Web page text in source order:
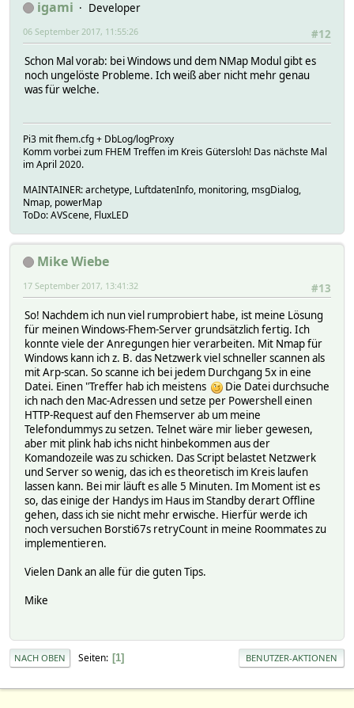
igami
Developer
#12
06 September 2017, 11:55:26
Schon Mal vorab: bei Windows und dem NMap Modul gibt es
noch ungelöste Probleme. Ich weiß aber nicht mehr genau
was für welche.
Pi3 mit fhem.cfg + DbLog/logProxy
Komm vorbei zum FHEM Treffen im Kreis Gütersloh! Das nächste Mal
im April 2020.
MAINTAINER: archetype, LuftdatenInfo, monitoring, msgDialog,
Nmap, powerMap
ToDo: AVScene, FluxLED
Mike Wiebe
#13
17 September 2017, 13:41:32
So! Nachdem ich nun viel rumprobiert habe, ist meine Lösung
für meinen Windows-Fhem-Server grundsätzlich fertig. Ich
konnte viele der Anregungen hier verarbeiten. Mit Nmap für
Windows kann ich z. B. das Netzwerk viel schneller scannen als
mit Arp-scan. So scanne ich bei jedem Durchgang 5x in eine
Datei. Einen "Treffer hab ich meistens
Die Datei durchsuche
ich nach den Mac-Adressen und setze per Powershell einen
HTTP-Request auf den Fhemserver ab um meine
Telefondummys zu setzen. Telnet wäre mir lieber gewesen,
aber mit plink hab ichs nicht hinbekommen aus der
Komandozeile was zu schicken. Das Script belastet Netzwerk
und Server so wenig, das ich es theoretisch im Kreis laufen
lassen kann. Bei mir läuft es alle 5 Minuten. Im Moment ist es
so, das einige der Handys im Haus im Standby derart Offline
gehen, dass ich sie nicht mehr erwische. Hierfür werde ich
noch versuchen Borsti67s retryCount in meine Roommates zu
implementieren.
Vielen Dank an alle für die guten Tips.
Mike
NACH OBEN Seiten 1 BENUTZER-AKTIONEN